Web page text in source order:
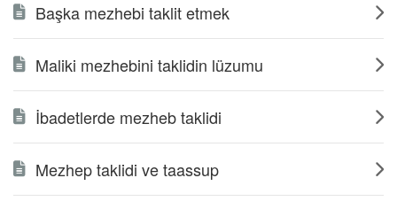
Başka mezhebi taklit etmek
Maliki mezhebini taklidin lüzumu
İbadetlerde mezheb taklidi
Mezhep taklidi ve taassup